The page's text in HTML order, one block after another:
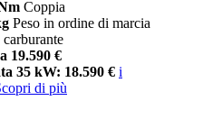
Coppia
Peso in ordine di marcia
carburante
19.590 €
35 kW: 18.590 € i
di più